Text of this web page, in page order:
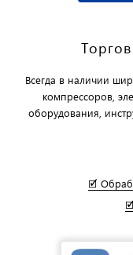
Всегда в наличии
компрессоров,
оборудования,
🗹